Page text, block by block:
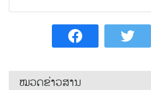
ໝວດຂ່າວສານ